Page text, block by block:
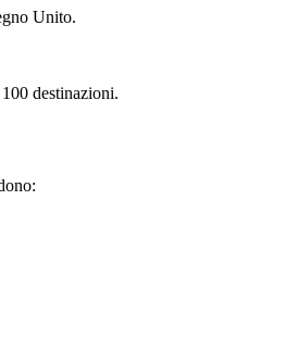
Unito.
destinazioni.